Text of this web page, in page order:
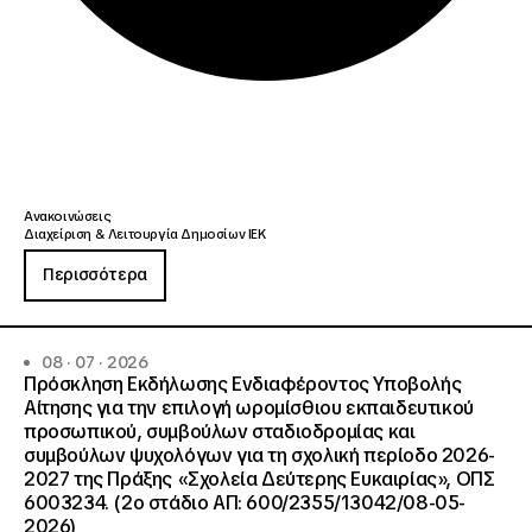
Ανακοινώσεις
Διαχείριση & Λειτουργία Δημοσίων ΙΕΚ
Περισσότερα
08 · 07 · 2026
Πρόσκληση Εκδήλωσης Ενδιαφέροντος Υποβολής
Αίτησης για την επιλογή ωρομίσθιου εκπαιδευτικού
προσωπικού, συμβούλων σταδιοδρομίας και
συμβούλων ψυχολόγων για τη σχολική περίοδο 2026-
2027 της Πράξης «Σχολεία Δεύτερης Ευκαιρίας», ΟΠΣ
6003234. (2ο στάδιο ΑΠ: 600/2355/13042/08-05-
2026)